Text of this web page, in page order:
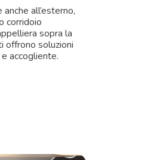
all’esterno,
corridoio
sopra la
offrono soluzioni
accogliente.